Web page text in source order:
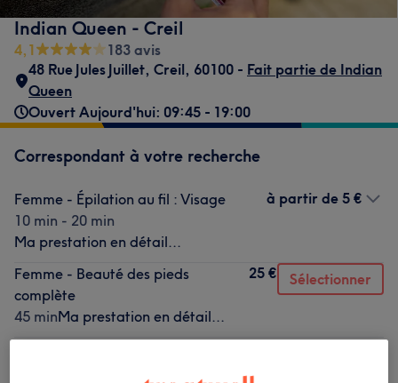
Indian Queen - Creil
4,1
183 avis
48 Rue Jules Juillet, Creil, 60100 - Fait partie de Indian
Queen
Ouvert Aujourd'hui: 09:45 - 19:00
Correspondant à votre recherche
Femme - Épilation au fil : Visage
10 min - 20 min
Ma prestation en détail...
à partir de 5 €
Femme - Beauté des pieds
complète
45 minMa prestation en détail...
25 € Sélectionner